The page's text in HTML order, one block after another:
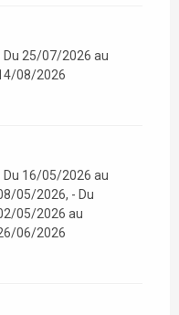
25/07/2026 au
08/2026
16/05/2026 au
05/2026, - Du
05/2026 au
06/2026